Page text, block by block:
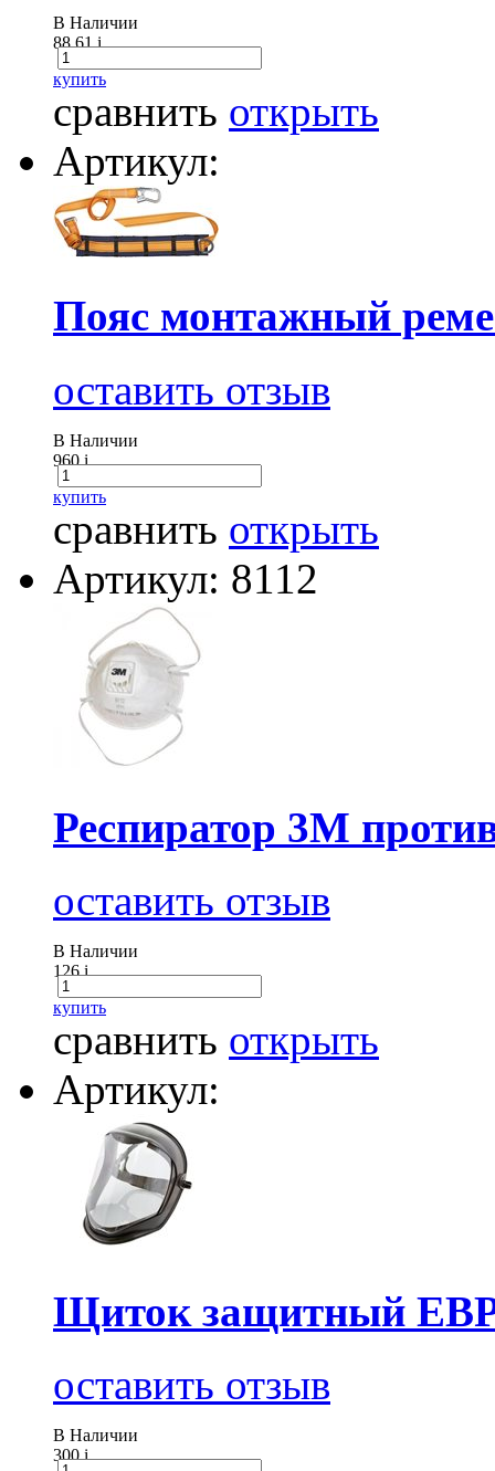
В Наличии
88.61i
купить
сравнить открыть
Артикул:
Пояс монтажный
оставить отзыв
В Наличии
960i
купить
сравнить открыть
Артикул: 8112
Респиратор 3М
оставить отзыв
В Наличии
126i
купить
сравнить открыть
Артикул:
Щиток защитный
оставить отзыв
В Наличии
300i